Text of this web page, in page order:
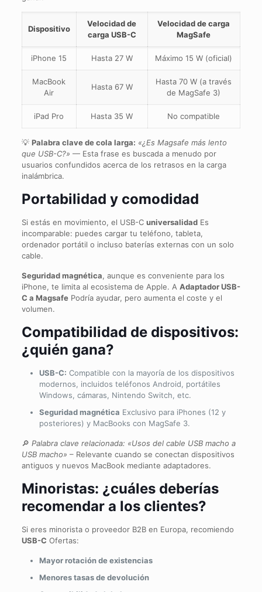
Dispositivo
Velocidad de
carga USB-C
Velocidad de carga
MagSafe
iPhone 15 Hasta 27 W Máximo 15 W (oficial)
MacBook
Air
Hasta 67 W
Hasta 70 W (a través
de MagSafe 3)
iPad Pro Hasta 35 W No compatible
💡 Palabra clave de cola larga: «¿Es Magsafe más lento
que USB-C?» — Esta frase es buscada a menudo por
usuarios confundidos acerca de los retrasos en la carga
inalámbrica.
Portabilidad y comodidad
Si estás en movimiento, el USB-C universalidadEs
incomparable: puedes cargar tu teléfono, tableta,
ordenador portátil o incluso baterías externas con un solo
cable.
Seguridad magnética, aunque es conveniente para los
iPhone, te limita al ecosistema de Apple. A Adaptador USB-
C a MagsafePodría ayudar, pero aumenta el coste y el
volumen.
Compatibilidad de dispositivos:
¿quién gana?
USB-C: Compatible con la mayoría de los dispositivos
modernos, incluidos teléfonos Android, portátiles
Windows, cámaras, Nintendo Switch, etc.
Seguridad magnética Exclusivo para iPhones (12 y
posteriores) y MacBooks con MagSafe 3.
🔎 Palabra clave relacionada: «Usos del cable USB macho a
USB macho» – Relevante cuando se conectan dispositivos
antiguos y nuevos MacBook mediante adaptadores.
Minoristas: ¿cuáles deberías
recomendar a los clientes?
Si eres minorista o proveedor B2B en Europa, recomiendo
USB-C Ofertas:
Mayor rotación de existencias
Menores tasas de devolución